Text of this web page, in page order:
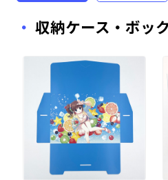
収納ケース・ボッ